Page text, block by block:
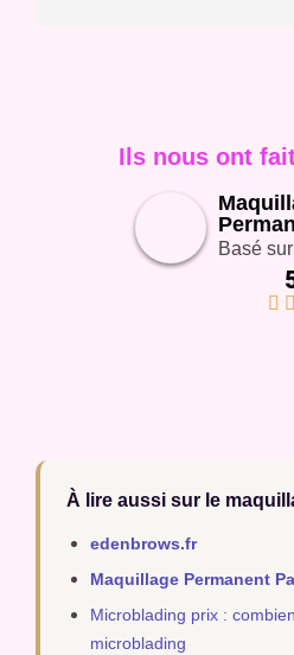
Ils nous ont
Basé
 
À lire aussi sur le
edenbrows.fr
Maquillage Permanent
Microblading prix :
microblading